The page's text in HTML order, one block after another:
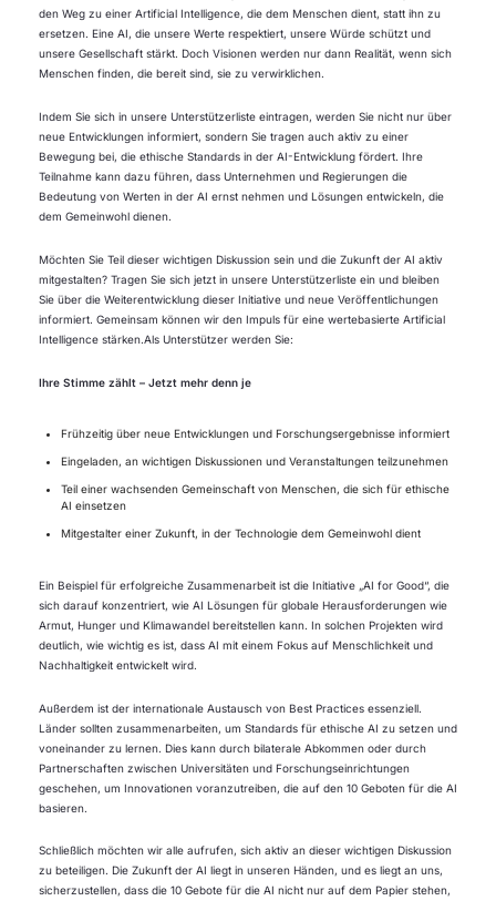
den Weg zu einer Artificial Intelligence, die dem Menschen dient, statt ihn zu
ersetzen. Eine AI, die unsere Werte respektiert, unsere Würde schützt und
unsere Gesellschaft stärkt. Doch Visionen werden nur dann Realität, wenn sich
Menschen finden, die bereit sind, sie zu verwirklichen.
Indem Sie sich in unsere Unterstützerliste eintragen, werden Sie nicht nur über
neue Entwicklungen informiert, sondern Sie tragen auch aktiv zu einer
Bewegung bei, die ethische Standards in der AI-Entwicklung fördert. Ihre
Teilnahme kann dazu führen, dass Unternehmen und Regierungen die
Bedeutung von Werten in der AI ernst nehmen und Lösungen entwickeln, die
dem Gemeinwohl dienen.
Möchten Sie Teil dieser wichtigen Diskussion sein und die Zukunft der AI aktiv
mitgestalten? Tragen Sie sich jetzt in unsere Unterstützerliste ein und bleiben
Sie über die Weiterentwicklung dieser Initiative und neue Veröffentlichungen
informiert. Gemeinsam können wir den Impuls für eine wertebasierte Artificial
Intelligence stärken.Als Unterstützer werden Sie:
Ihre Stimme zählt – Jetzt mehr denn je
Frühzeitig über neue Entwicklungen und Forschungsergebnisse informiert
Eingeladen, an wichtigen Diskussionen und Veranstaltungen teilzunehmen
Teil einer wachsenden Gemeinschaft von Menschen, die sich für ethische
AI einsetzen
Mitgestalter einer Zukunft, in der Technologie dem Gemeinwohl dient
Ein Beispiel für erfolgreiche Zusammenarbeit ist die Initiative „AI for Good“, die
sich darauf konzentriert, wie AI Lösungen für globale Herausforderungen wie
Armut, Hunger und Klimawandel bereitstellen kann. In solchen Projekten wird
deutlich, wie wichtig es ist, dass AI mit einem Fokus auf Menschlichkeit und
Nachhaltigkeit entwickelt wird.
Außerdem ist der internationale Austausch von Best Practices essenziell.
Länder sollten zusammenarbeiten, um Standards für ethische AI zu setzen und
voneinander zu lernen. Dies kann durch bilaterale Abkommen oder durch
Partnerschaften zwischen Universitäten und Forschungseinrichtungen
geschehen, um Innovationen voranzutreiben, die auf den 10 Geboten für die AI
basieren.
Schließlich möchten wir alle aufrufen, sich aktiv an dieser wichtigen Diskussion
zu beteiligen. Die Zukunft der AI liegt in unseren Händen, und es liegt an uns,
sicherzustellen, dass die 10 Gebote für die AI nicht nur auf dem Papier stehen,